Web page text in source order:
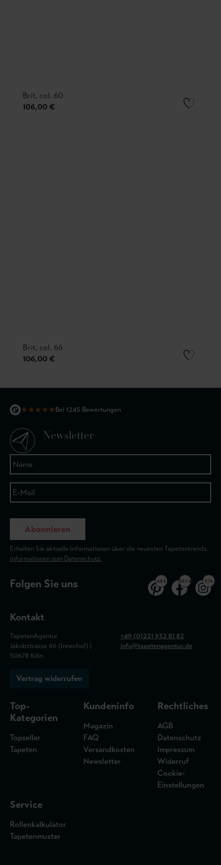
Brit, col. 60
106,00 €
Brit, col. 66
106,00 €
★★★★★Bei 1245 Bewertungen
Newsletter
Abonnieren
Erhalten Sie aktuelle Informationen über die neuesten Tapetentrends.
Informationen zum Datenschutz.
Folgen Sie uns 4,9 k 32,5 k 3,1 k
Kontakt
TapetenAgentur
Jakobstrasse 66 (Innenhof) |
50678 Köln
+49 (0)221 932 81 82
info@tapetenagentur.de
Vertrag widerrufen
Top-
Kategorien
Topseller
Tapeten
Kundeninfo
Magazin
FAQ
Versandkosten
Newsletter
Rechtliches
AGB
Datenschutz
Impressum
Widerruf
Cookie-
Einstellungen
Service
Rollenkalkulator
Tapetenmuster